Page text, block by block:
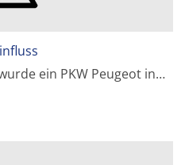
ein PKW Peugeot in…